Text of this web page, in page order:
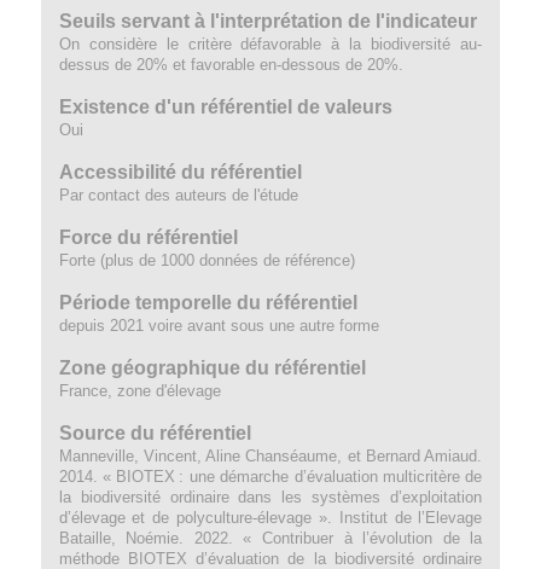
Seuils servant à l'interprétation de l'indicateur
On considère le critère défavorable à la biodiversité au-
dessus de 20% et favorable en-dessous de 20%.
Existence d'un référentiel de valeurs
Oui
Accessibilité du référentiel
Par contact des auteurs de l'étude
Force du référentiel
Forte (plus de 1000 données de référence)
Période temporelle du référentiel
depuis 2021 voire avant sous une autre forme
Zone géographique du référentiel
France, zone d'élevage
Source du référentiel
Manneville, Vincent, Aline Chanséaume, et Bernard Amiaud.
2014. « BIOTEX : une démarche d’évaluation multicritère de
la biodiversité ordinaire dans les systèmes d’exploitation
d’élevage et de polyculture-élevage ». Institut de l’Elevage
Bataille, Noémie. 2022. « Contribuer à l’évolution de la
méthode BIOTEX d’évaluation de la biodiversité ordinaire